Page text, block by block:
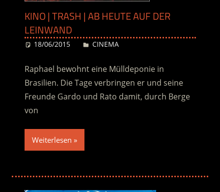
KINO | TRASH | AB HEUTE AUF DER
LEINWAND
18/06/2015 Desiree
CINEMA
Raphael bewohnt eine Mülldeponie in
Brasilien. Die Tage verbringen er und seine
Freunde Gardo und Rato damit, durch Berge
von
Weiterlesen